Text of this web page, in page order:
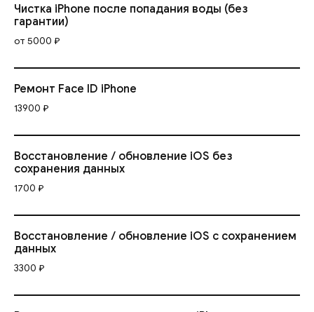
Чистка iPhone после попадания воды (без
гарантии)
от 5000 ₽
Ремонт Face ID iPhone
13900 ₽
Восстановление / обновление iOS без
сохранения данных
1700 ₽
Восстановление / обновление iOS с сохранением
данных
3300 ₽